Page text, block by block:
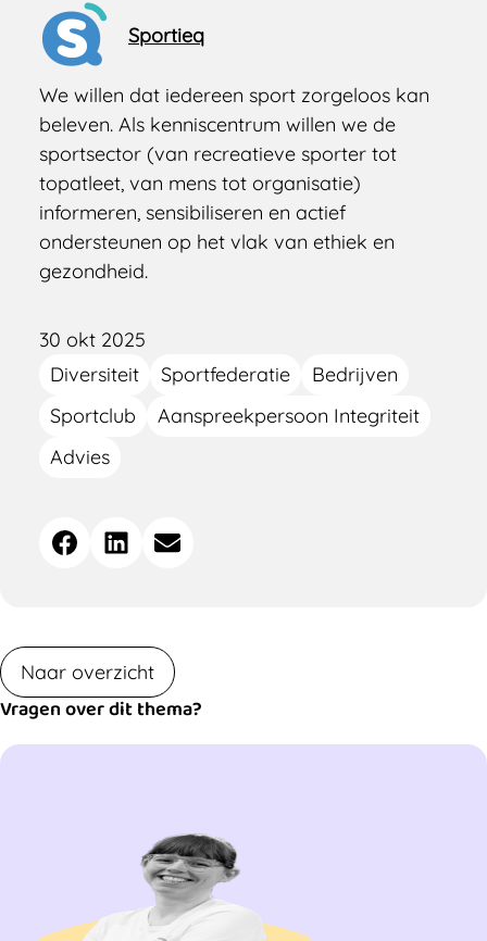
Sportieq
We willen dat iedereen sport zorgeloos kan
beleven. Als kenniscentrum willen we de
sportsector (van recreatieve sporter tot
topatleet, van mens tot organisatie)
informeren, sensibiliseren en actief
ondersteunen op het vlak van ethiek en
gezondheid.
30 okt 2025
Diversiteit
Sportfederatie
Bedrijven
Sportclub
Aanspreekpersoon Integriteit
Advies
Deel
dit FacebookLinkedInE-mail
Naar overzicht
Vragen over dit thema?